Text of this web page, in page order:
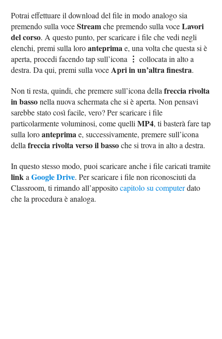
Potrai effettuare il download del file in modo analogo sia
premendo sulla voceStreamche premendo sulla voceLavori
del corso. A questo punto, per scaricare i file che vedi negli
elenchi, premi sulla loroanteprima e, una volta che questa si è
aperta, procedi facendo tap sull’icona ⋮ collocata in alto a
destra. Da qui, premi sulla voce Apri in un’altra finestra.
Non ti resta, quindi, che premere sull’icona dellafreccia rivolta
in bassonella nuova schermata che si è aperta. Non pensavi
sarebbe stato così facile, vero? Per scaricare i file
particolarmente voluminosi, come quelliMP4, ti basterà fare tap
sulla loroanteprima e, successivamente, premere sull’icona
dellafreccia rivolta verso il bassoche si trova in alto a destra.
In questo stesso modo, puoi scaricare anche i file caricati tramite
link aGoogle Drive. Per scaricare i file non riconosciuti da
Classroom, ti rimando all’appositocapitolo su computerdato
che la procedura è analoga.